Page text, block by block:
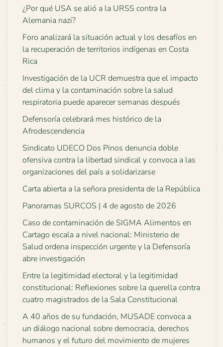
¿Por qué USA se alió a la URSS contra la
Alemania nazi?
Foro analizará la situación actual y los desafíos en
la recuperación de territorios indígenas en Costa
Rica
Investigación de la UCR demuestra que el impacto
del clima y la contaminación sobre la salud
respiratoria puede aparecer semanas después
Defensoría celebrará mes histórico de la
Afrodescendencia
Sindicato UDECO Dos Pinos denuncia doble
ofensiva contra la libertad sindical y convoca a las
organizaciones del país a solidarizarse
Carta abierta a la señora presidenta de la República
Panoramas SURCOS | 4 de agosto de 2026
Caso de contaminación de SIGMA Alimentos en
Cartago escala a nivel nacional: Ministerio de
Salud ordena inspección urgente y la Defensoría
abre investigación
Entre la legitimidad electoral y la legitimidad
constitucional: Reflexiones sobre la querella contra
cuatro magistrados de la Sala Constitucional
A 40 años de su fundación, MUSADE convoca a
un diálogo nacional sobre democracia, derechos
humanos y el futuro del movimiento de mujeres